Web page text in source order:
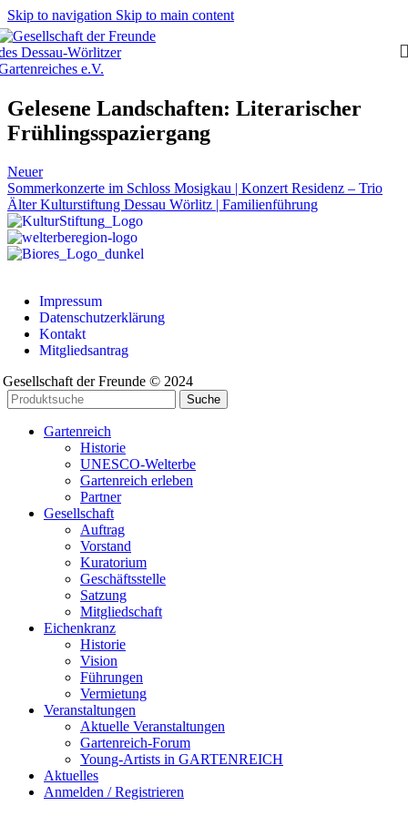
Skip to navigation Skip to main content
Gelesene Landschaften: Literarischer
Frühlingsspaziergang
Neuer
Sommerkonzerte im Schloss Mosigkau | Konzert Residenz – Trio
Älter Kulturstiftung Dessau Wörlitz | Familienführung
Impressum
Datenschutzerklärung
Kontakt
Mitgliedsantrag
Gesellschaft der Freunde © 2024
Suche
Gartenreich
Historie
UNESCO-Welterbe
Gartenreich erleben
Partner
Gesellschaft
Auftrag
Vorstand
Kuratorium
Geschäftsstelle
Satzung
Mitgliedschaft
Eichenkranz
Historie
Vision
Führungen
Vermietung
Veranstaltungen
Aktuelle Veranstaltungen
Gartenreich-Forum
Young-Artists in GARTENREICH
Aktuelles
Anmelden / Registrieren